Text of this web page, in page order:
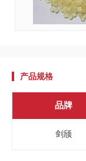
产品规格
品牌
剑颀